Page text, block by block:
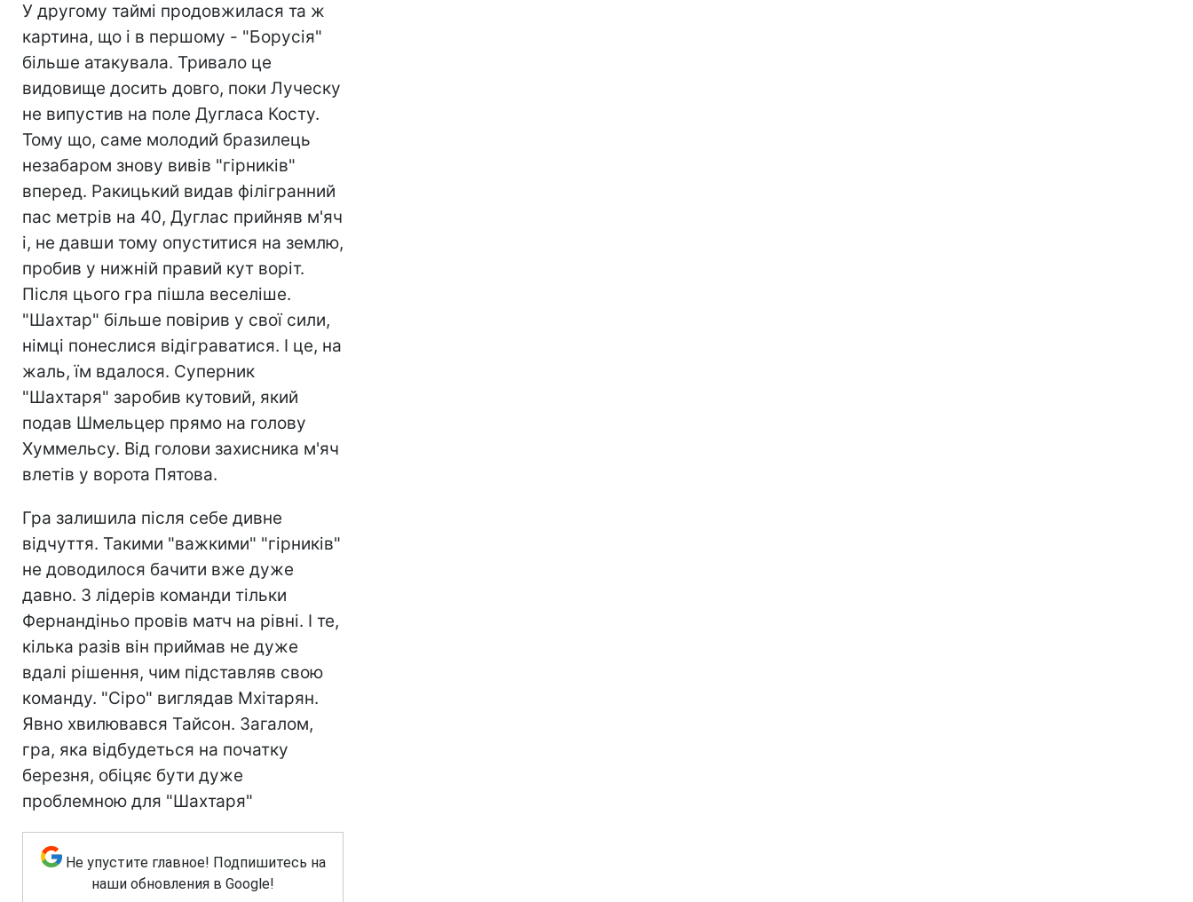
У другому таймі продовжилася та ж
картина, що і в першому - "Борусія"
більше атакувала. Тривало це
видовище досить довго, поки Луческу
не випустив на поле Дугласа Косту.
Тому що, саме молодий бразилець
незабаром знову вивів "гірників"
вперед. Ракицький видав філігранний
пас метрів на 40, Дуглас прийняв м'яч
і, не давши тому опуститися на землю,
пробив у нижній правий кут воріт.
Після цього гра пішла веселіше.
"Шахтар" більше повірив у свої сили,
німці понеслися відіграватися. І це, на
жаль, їм вдалося. Суперник
"Шахтаря" заробив кутовий, який
подав Шмельцер прямо на голову
Хуммельсу. Від голови захисника м'яч
влетів у ворота Пятова.
Гра залишила після себе дивне
відчуття. Такими "важкими" "гірників"
не доводилося бачити вже дуже
давно. З лідерів команди тільки
Фернандіньо провів матч на рівні. І те,
кілька разів він приймав не дуже
вдалі рішення, чим підставляв свою
команду. "Сіро" виглядав Мхітарян.
Явно хвилювався Тайсон. Загалом,
гра, яка відбудеться на початку
березня, обіцяє бути дуже
проблемною для "Шахтаря"
Не упустите главное! Подпишитесь на
наши обновления в Google!